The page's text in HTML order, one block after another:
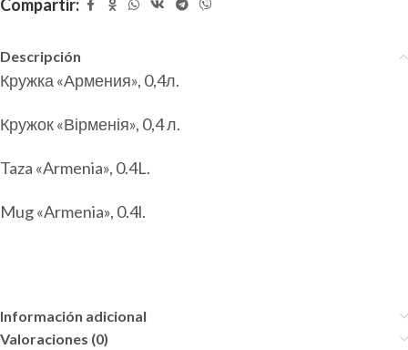
Compartir:
Descripción
Кружка «Армения», 0,4л.
Кружок «Вірменія», 0,4 л.
Taza «Armenia», 0.4L.
Mug «Armenia», 0.4l.
Información adicional
Valoraciones (0)